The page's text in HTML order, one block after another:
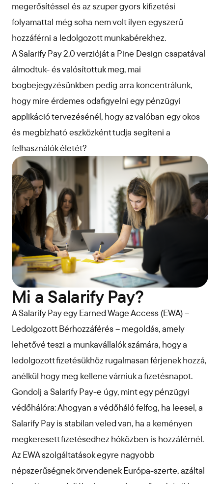
megerősítéssel és az szuper gyors kifizetési
folyamattal még soha nem volt ilyen egyszerű
hozzáférni a ledolgozott munkabérekhez.
A Salarify Pay 2.0 verzióját a Pine Design csapatával
álmodtuk- és valósítottuk meg, mai
bogbejegyzésünkben pedig arra koncentrálunk,
hogy mire érdemes odafigyelni egy pénzügyi
applikáció tervezésénél, hogy az valóban egy okos
és megbízható eszközként tudja segíteni a
felhasználók életét?
Mi a Salarify Pay?
A Salarify Pay egy Earned Wage Access (EWA) –
Ledolgozott Bérhozzáférés – megoldás, amely
lehetővé teszi a munkavállalók számára, hogy a
ledolgozott fizetésükhöz rugalmasan férjenek hozzá,
anélkül hogy meg kellene várniuk a fizetésnapot.
Gondolj a Salarify Pay-e úgy, mint egy pénzügyi
védőhálóra: Ahogyan a védőháló felfog, ha leesel, a
Salarify Pay is stabilan veled van, ha a keményen
megkeresett fizetésedhez hóközben is hozzáférnél.
Az EWA szolgáltatások egyre nagyobb
népszerűségnek örvendenek Európa-szerte, azáltal